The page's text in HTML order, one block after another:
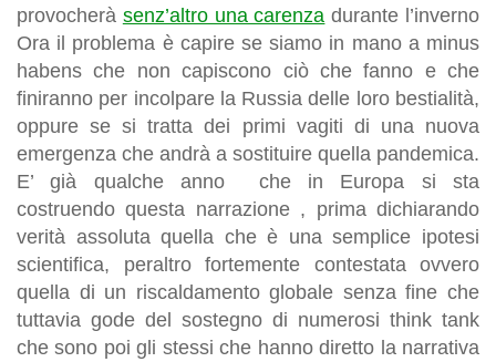
provocherà senz’altro una carenza durante l’inverno
Ora il problema è capire se siamo in mano a minus
habens che non capiscono ciò che fanno e che
finiranno per incolpare la Russia delle loro bestialità,
oppure se si tratta dei primi vagiti di una nuova
emergenza che andrà a sostituire quella pandemica.
E’ già qualche anno che in Europa si sta
costruendo questa narrazione , prima dichiarando
verità assoluta quella che è una semplice ipotesi
scientifica, peraltro fortemente contestata ovvero
quella di un riscaldamento globale senza fine che
tuttavia gode del sostegno di numerosi think tank
che sono poi gli stessi che hanno diretto la narrativa